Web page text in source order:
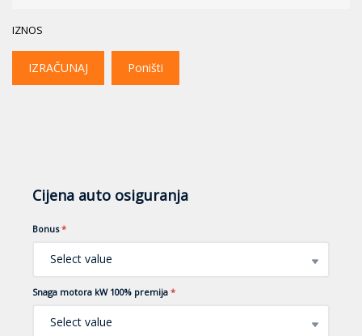
IZNOS
IZRAČUNAJ Poništi
Cijena auto osiguranja
Bonus *
Select value
Snaga motora kW 100% premija *
Select value